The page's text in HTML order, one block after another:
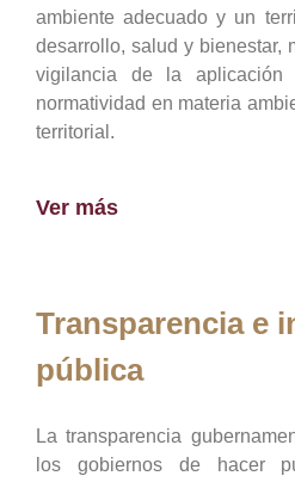
ambiente adecuado y un
desarrollo, salud y bienestar,
vigilancia de la
normatividad en materia
territorial.
Ver más
Transparencia e
pública
La transparencia
los gobiernos de hacer